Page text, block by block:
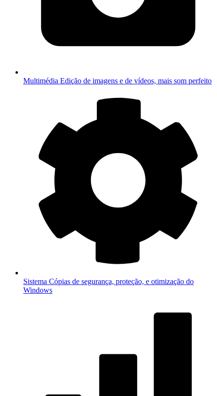
Multimédia Edição de imagens e de vídeos, mais som perfeito
Sistema Cópias de segurança, proteção, e otimização do
Windows